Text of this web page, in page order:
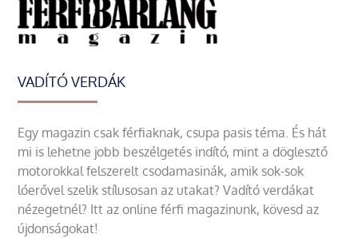
VADÍTÓ VERDÁK
Egy magazin csak férfiaknak, csupa pasis téma. És hát
mi is lehetne jobb beszélgetés indító, mint a döglesztő
motorokkal felszerelt csodamasinák, amik sok-sok
lóerővel szelik stílusosan az utakat? Vadító verdákat
nézegetnél? Itt az online férfi magazinunk, kövesd az
újdonságokat!